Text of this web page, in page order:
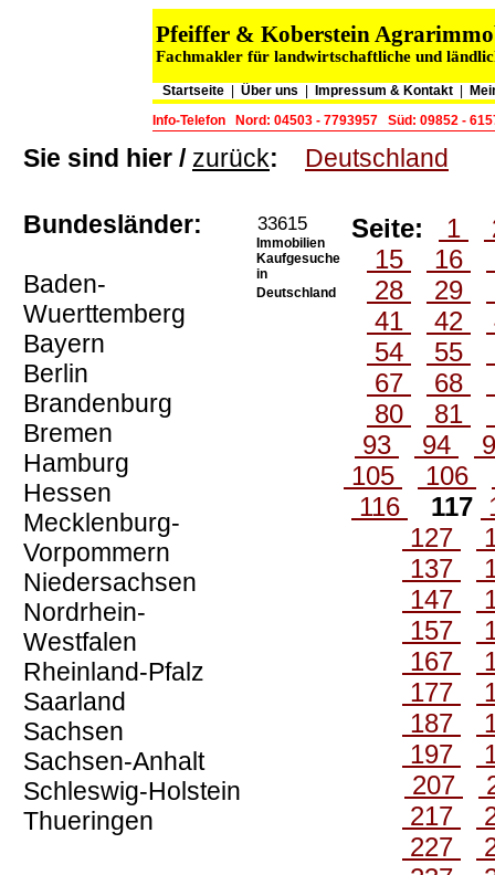
Pfeiffer & Koberstein
Fachmakler für landwirtschaftliche und
Startseite Über uns Impressum & Kontakt
Info-Telefon
Nord: 04503 - 7793957 Süd: 09852 -
Sie sind hier / zurück: Deutschland
Bundesländer:
Baden-
Wuerttemberg
Bayern
Berlin
Brandenburg
Bremen
Hamburg
Hessen
Mecklenburg-
Vorpommern
Niedersachsen
Nordrhein-
Westfalen
Rheinland-Pfalz
Saarland
Sachsen
Sachsen-Anhalt
Schleswig-Holstein
Thueringen
33615
Immobilien
Kaufgesuche
in
Deutschland
Seite: 1
15
16
28
29
41
42
54
55
67
68
80
81
93
94
105
106
116
117
127
137
147
157
167
177
187
197
207
217
227